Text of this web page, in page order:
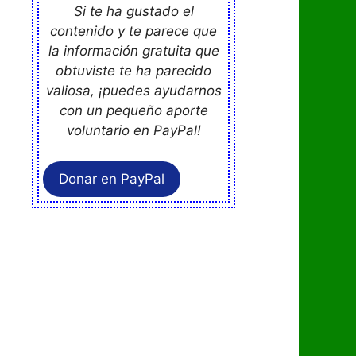
Si te ha gustado el
contenido y te parece que
la información gratuita que
obtuviste te ha parecido
valiosa, ¡puedes ayudarnos
con un pequeño aporte
voluntario en PayPal!
Donar en PayPal